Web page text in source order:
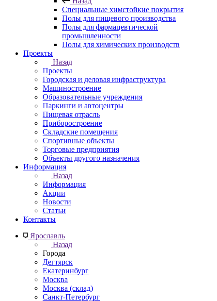
Специальные химстойкие покрытия
Полы для пищевого производства
Полы для фармацевтической
промышленности
Полы для химических производств
Проекты
Назад
Проекты
Городская и деловая инфраструктура
Машиностроение
Образовательные учреждения
Паркинги и автоцентры
Пищевая отрасль
Приборостроение
Складские помещения
Спортивные объекты
Торговые предприятия
Объекты другого назначения
Информация
Назад
Информация
Акции
Новости
Статьи
Контакты
Ярославль
Назад
Города
Дегтярск
Екатеринбург
Москва
Москва (склад)
Санкт-Петербург